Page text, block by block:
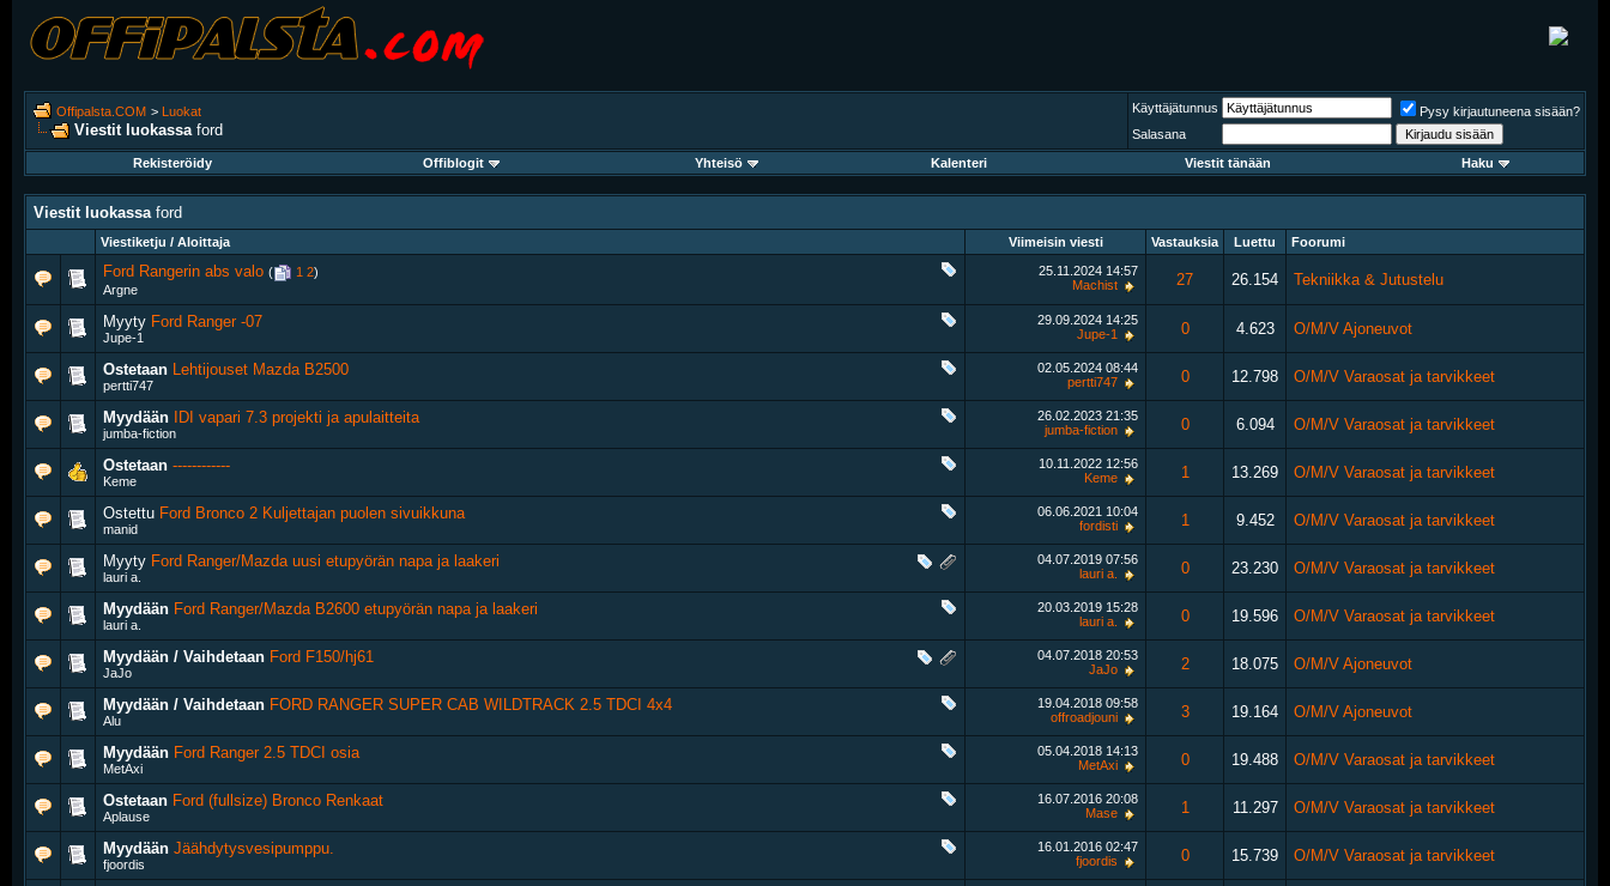
Offipalsta.COM > Luokat
Viestit luokassa ford
Käyttäjätunnus
Pysy kirjautuneena sisään?
Salasana
Rekisteröidy
Offiblogit Yhteisö Kalenteri Viestit tänään Haku
Viestit luokassa ford
Viestiketju / Aloittaja Viimeisin viesti Vastauksia Luettu Foorumi
Ford Rangerin abs valo ( 1 2)
Argne
25.11.2024 14:57
Machist
27 26.154 Tekniikka & Jutustelu
Myyty Ford Ranger -07
Jupe-1
29.09.2024 14:25
Jupe-1
0 4.623 O/M/V Ajoneuvot
Ostetaan Lehtijouset Mazda B2500
pertti747
02.05.2024 08:44
pertti747
0 12.798 O/M/V Varaosat ja tarvikkeet
Myydään IDI vapari 7.3 projekti ja apulaitteita
jumba-fiction
26.02.2023 21:35
jumba-fiction
0 6.094 O/M/V Varaosat ja tarvikkeet
Ostetaan ------------
Keme
10.11.2022 12:56
Keme
1 13.269 O/M/V Varaosat ja tarvikkeet
Ostettu Ford Bronco 2 Kuljettajan puolen sivuikkuna
manid
06.06.2021 10:04
fordisti
1 9.452 O/M/V Varaosat ja tarvikkeet
Myyty Ford Ranger/Mazda uusi etupyörän napa ja laakeri
lauri a.
04.07.2019 07:56
lauri a.
0 23.230 O/M/V Varaosat ja tarvikkeet
Myydään Ford Ranger/Mazda B2600 etupyörän napa ja laakeri
lauri a.
20.03.2019 15:28
lauri a.
0 19.596 O/M/V Varaosat ja tarvikkeet
Myydään / Vaihdetaan Ford F150/hj61
JaJo
04.07.2018 20:53
JaJo
2 18.075 O/M/V Ajoneuvot
Myydään / Vaihdetaan FORD RANGER SUPER CAB WILDTRACK 2.5 TDCI 4x4
Alu
19.04.2018 09:58
offroadjouni
3 19.164 O/M/V Ajoneuvot
Myydään Ford Ranger 2.5 TDCI osia
MetAxi
05.04.2018 14:13
MetAxi
0 19.488 O/M/V Varaosat ja tarvikkeet
Ostetaan Ford (fullsize) Bronco Renkaat
Aplause
16.07.2016 20:08
Mase
1 11.297 O/M/V Varaosat ja tarvikkeet
Myydään Jäähdytysvesipumppu.
fjoordis
16.01.2016 02:47
fjoordis
0 15.739 O/M/V Varaosat ja tarvikkeet